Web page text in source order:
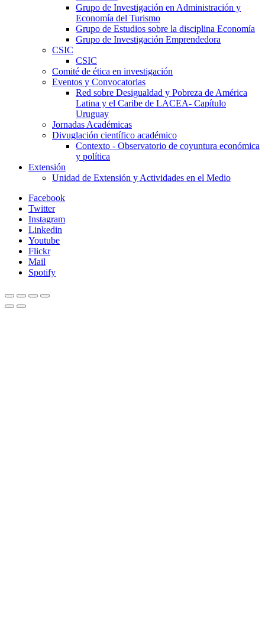
Grupo de Investigación en Administración y
Economía del Turismo
Grupo de Estudios sobre la disciplina Economía
Grupo de Investigación Emprendedora
CSIC
CSIC
Comité de ética en investigación
Eventos y Convocatorias
Red sobre Desigualdad y Pobreza de América
Latina y el Caribe de LACEA- Capítulo
Uruguay
Jornadas Académicas
Divuglación científico académico
Contexto - Observatorio de coyuntura económica
y política
Extensión
Unidad de Extensión y Actividades en el Medio
Facebook
Twitter
Instagram
Linkedin
Youtube
Flickr
Mail
Spotify